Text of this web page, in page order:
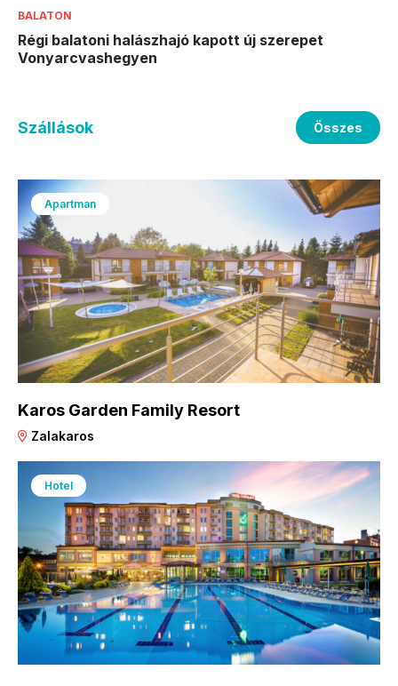
BALATON
Régi balatoni halászhajó kapott új szerepet
Vonyarcvashegyen
Szállások Összes
Apartman
Karos Garden Family Resort
Zalakaros
Hotel